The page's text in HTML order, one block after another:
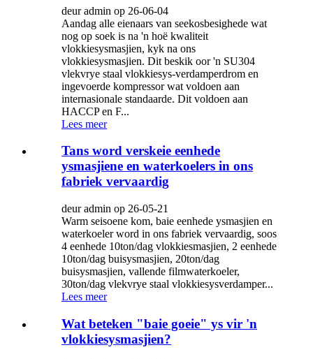
deur admin op 26-06-04
Aandag alle eienaars van seekosbesighede wat
nog op soek is na 'n hoë kwaliteit
vlokkiesysmasjien, kyk na ons
vlokkiesysmasjien. Dit beskik oor 'n SU304
vlekvrye staal vlokkiesys-verdamperdrom en
ingevoerde kompressor wat voldoen aan
internasionale standaarde. Dit voldoen aan
HACCP en F...
Lees meer
Tans word verskeie eenhede
ysmasjiene en waterkoelers in ons
fabriek vervaardig
deur admin op 26-05-21
Warm seisoene kom, baie eenhede ysmasjien en
waterkoeler word in ons fabriek vervaardig, soos
4 eenhede 10ton/dag vlokkiesmasjien, 2 eenhede
10ton/dag buisysmasjien, 20ton/dag
buisysmasjien, vallende filmwaterkoeler,
30ton/dag vlekvrye staal vlokkiesysverdamper...
Lees meer
Wat beteken "baie goeie" ys vir 'n
vlokkiesysmasjien?